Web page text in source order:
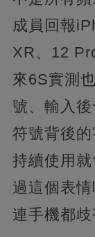
成員回報
XR、12
來6S實測
號、輸入
符號背後
持續使用
過這個表
連手機都歧